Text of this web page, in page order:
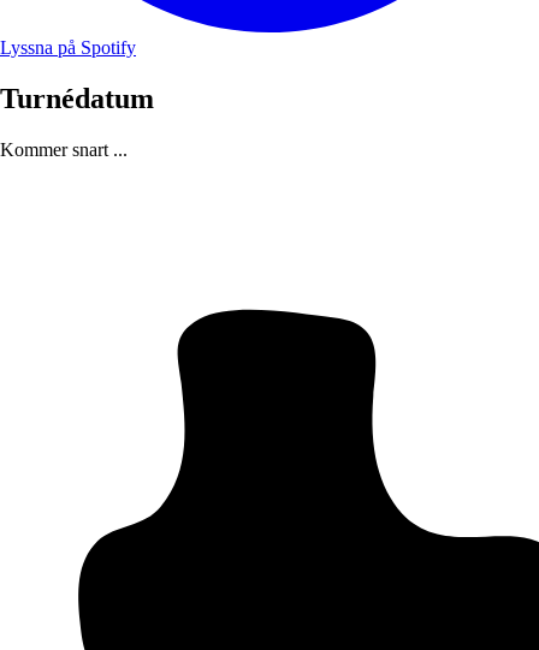
Lyssna på Spotify
Turnédatum
Kommer snart ...